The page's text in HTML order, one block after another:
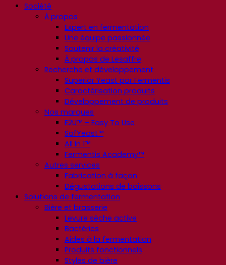
Société
À propos
Expert en fermentation
Une équipe passionnée
Soutenir la créativité
À propos de Lesaffre
Recherche et développement
Superior Yeast par Fermentis
Caractérisation produits
Développement de produits
Nos marques
E2U™ – Easy To Use
SafYeast™
All In 1™
Fermentis Academy™
Autres services
Fabrication à façon
Dégustations de boissons
Solutions de fermentation
Bière et brasserie
Levure sèche active
Bactéries
Aides à la fermentation
Produits fonctionnels
Styles de bière